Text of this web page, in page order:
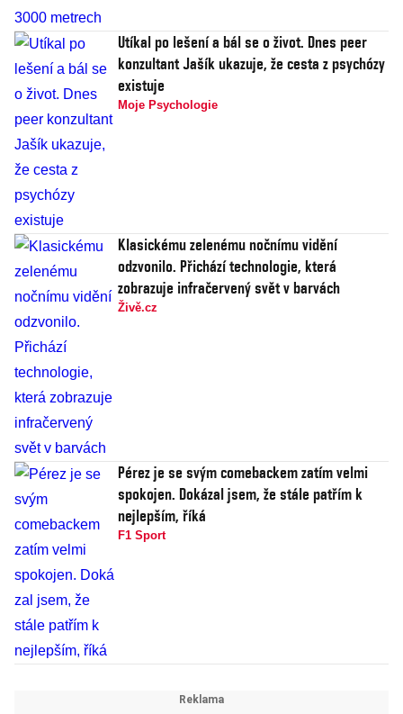
Utíkal po lešení a bál se o život. Dnes peer
konzultant Jašík ukazuje, že cesta z psychózy
existuje
Moje Psychologie
Klasickému zelenému nočnímu vidění
odzvonilo. Přichází technologie, která
zobrazuje infračervený svět v barvách
Živě.cz
Pérez je se svým comebackem zatím velmi
spokojen. Dokázal jsem, že stále patřím k
nejlepším, říká
F1 Sport